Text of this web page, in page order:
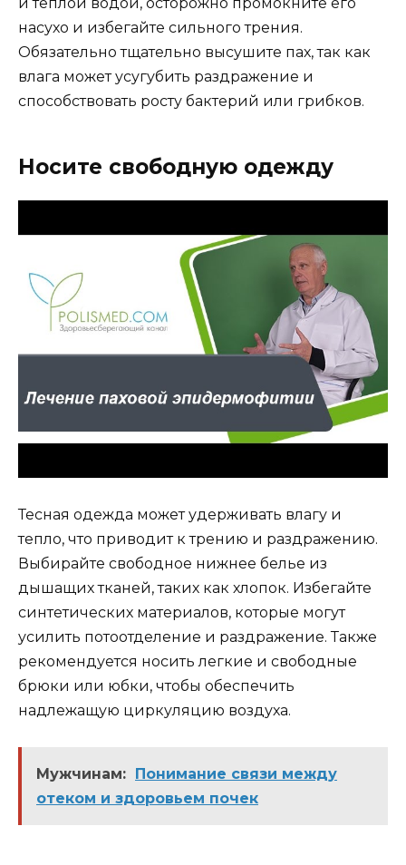
насухо и избегайте сильного трения.
Обязательно тщательно высушите пах, так как
влага может усугубить раздражение и
способствовать росту бактерий или грибков.
Носите свободную одежду
Тесная одежда может удерживать влагу и
тепло, что приводит к трению и раздражению.
Выбирайте свободное нижнее белье из
дышащих тканей, таких как хлопок. Избегайте
синтетических материалов, которые могут
усилить потоотделение и раздражение. Также
рекомендуется носить легкие и свободные
брюки или юбки, чтобы обеспечить
надлежащую циркуляцию воздуха.
Мужчинам: Понимание связи между
отеком и здоровьем почек